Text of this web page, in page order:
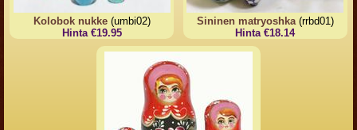
Kolobok nukke(umbi02)
Hinta €19.95
Sininen matryoshka(rrbd01)
Hinta €18.14